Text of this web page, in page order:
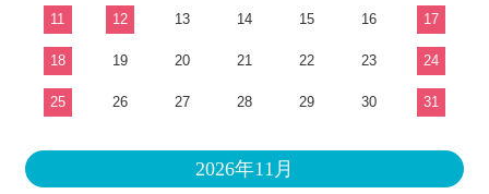
11 12 13 14 15 16 17
18 19 20 21 22 23 24
25 26 27 28 29 30 31
2026年11月